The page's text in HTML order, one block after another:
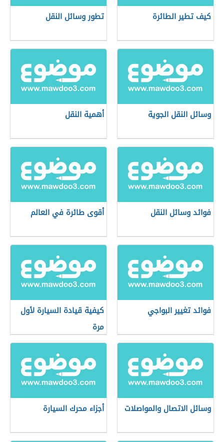
كيف تطير الطائرة تطور وسائل النقل
وسائل النقل الجوية أهمية النقل
فوائد وسائل النقل أقوى طائرة في العالم
فوائد تغيير البواجي
كيفية قيادة السيارة لأول
مرة
وسائل الاتصال والمواصلات أجزاء محرك السيارة